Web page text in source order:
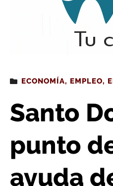
Estás leyendo :
ECONOMÍA, EMPLEO,
Santo
punto
ayuda